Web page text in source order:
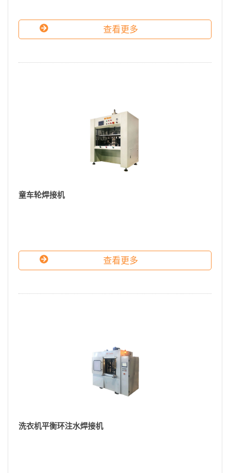
查看更多
童车轮焊接机
查看更多
洗衣机平衡环注水焊接机